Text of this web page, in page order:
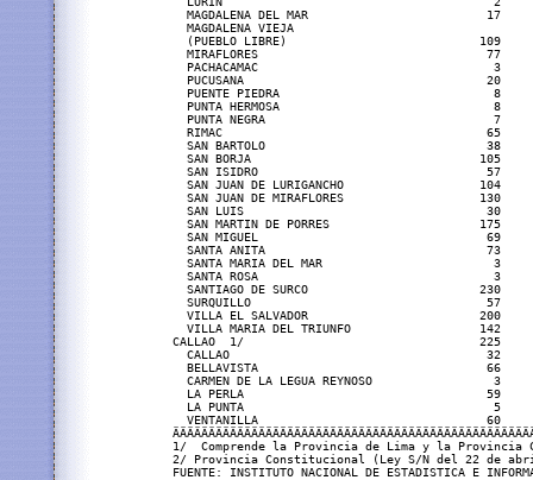
MAGDALENA DEL MAR                         17
  MAGDALENA VIEJA
(PUEBLO LIBRE)                           109
MIRAFLORES                                77
PACHACAMAC                                 3
PUCUSANA                                  20
PUENTE PIEDRA                              8
PUNTA HERMOSA                              8
PUNTA NEGRA                                7
RIMAC                                     65
SAN BARTOLO                               38
SAN BORJA                                105
SAN ISIDRO                                57
SAN JUAN DE LURIGANCHO                   104
SAN JUAN DE MIRAFLORES                   130
SAN LUIS                                  30
SAN MARTIN DE PORRES                     175
SAN MIGUEL                                69
SANTA ANITA                               73
SANTA MARIA DEL MAR                        3
SANTA ROSA                                 3
SANTIAGO DE SURCO                        230
SURQUILLO                                 57
VILLA EL SALVADOR                        200
VILLA MARIA DEL TRIUNFO                  142
CALLAO  1/                                 225
CALLAO                                    32
BELLAVISTA                                66
CARMEN DE LA LEGUA REYNOSO                 3
LA PERLA                                  59
LA PUNTA                                   5
VENTANILLA                                60
1/  Comprende la Provincia de Lima y la
2/ Provincia Constitucional (Ley S/N del 22 de
FUENTE: INSTITUTO NACIONAL DE ESTADISTICA E